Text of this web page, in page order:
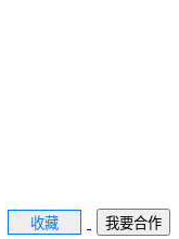
收藏 我要合作